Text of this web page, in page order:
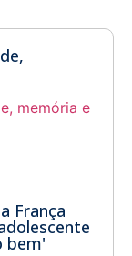
França
bem'